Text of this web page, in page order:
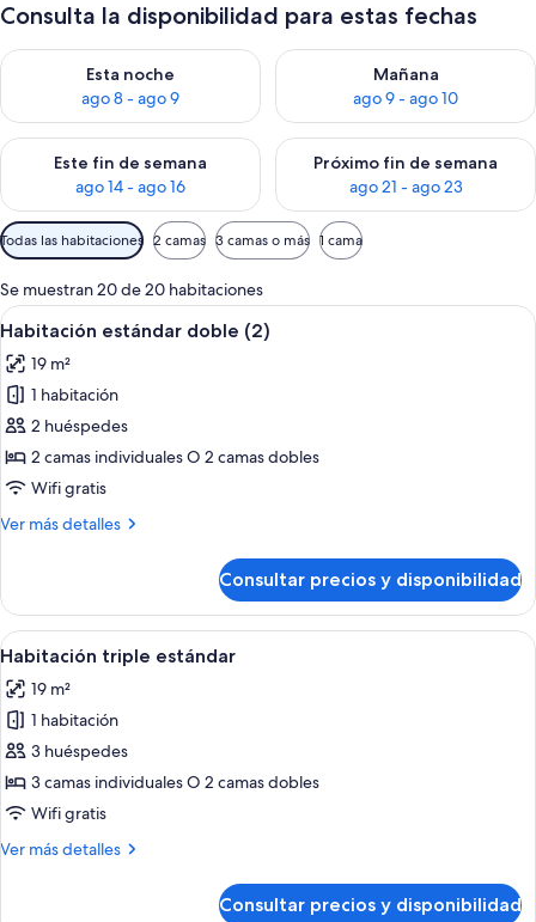
Consulta la disponibilidad para estas fechas
Esta noche
ago 8 - ago 9
Consulta la disponibilidad para esta noche, ago 8 - ago 9
Mañana
ago 9 - ago 10
Consulta la disponibilidad
Este fin de semana
ago 14 - ago 16
Consulta la disponibilidad para este fin de semana, ago 14 -
Próximo fin de semana
ago 21 - ago 23
Consulta la disponibilidad
Filtros
disponibles
para
las
habitaciones
Todas las habitaciones 2 camas 3 camas o más 1 cama
Se muestran 20 de 20 habitaciones
Abrir
todas
las
fotos
de
Habitación
estándar
(2)
Una habitación de hotel con una
13
Habitación estándar doble (2)
19 m²
1 habitación
2 huéspedes
2 camas individuales O 2 camas dobles
Wifi gratis
Ver más detalles
Más
estándar
doble
(2)
Consultar precios y disponibilidad
Abrir
todas
las
fotos
de
Habitación
triple
Una habitación de hotel moderna
15
Habitación triple estándar
19 m²
1 habitación
3 huéspedes
3 camas individuales O 2 camas dobles
Wifi gratis
Ver más detalles
Más
Consultar precios y disponibilidad